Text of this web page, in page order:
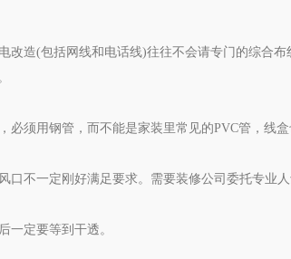
改造(包括网线和电话线)往往不会请专门的综合
须用钢管，而不能是家装里常见的PVC管，线
口不一定刚好满足要求。需要装修公司委托专业
一定要等到干透。